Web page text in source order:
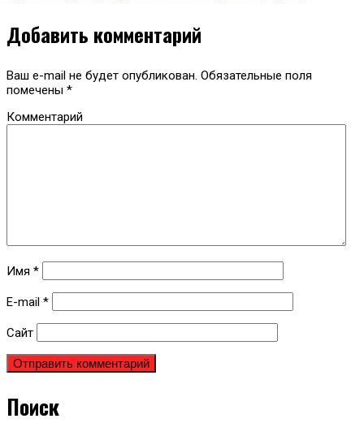
Добавить комментарий
Ваш e-mail не будет опубликован. Обязательные поля
помечены *
Комментарий
Имя *
E-mail *
Сайт
Поиск